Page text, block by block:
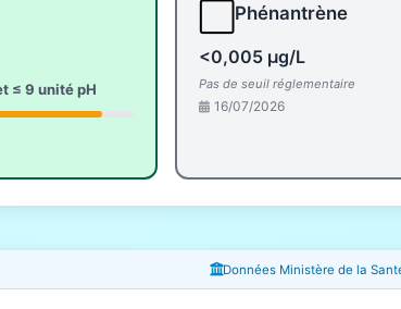
≤ 9 unité pH
Phénantrène
<0,005 µg/L
Pas de seuil réglementaire
16/07/2026
Données Ministère de la